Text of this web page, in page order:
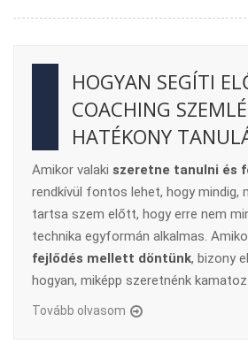
HOGYAN SEGÍTI
COACHING
HATÉKONY
Amikor valaki szeretne tanulni és
rendkívül fontos lehet, hogy mindig,
tartsa szem előtt, hogy erre nem
technika egyformán alkalmas.
fejlődés mellett döntünk, bizony
hogyan, miképp szeretnénk
Tovább olvasom